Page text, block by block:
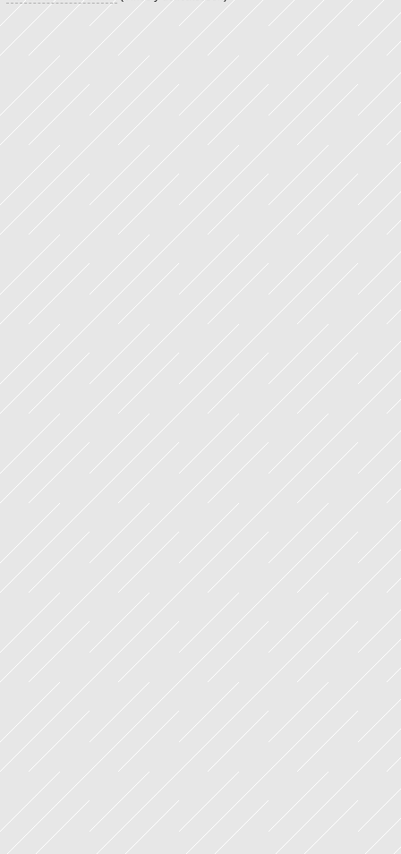
Nuevo espacio dicado a
problema con el dev c++
Hola aun viene gente por
Reviviendo
Videos online para
Tengo 1 año para cojer base
no puedo compilar
java desde 0
Quien esta activo en la